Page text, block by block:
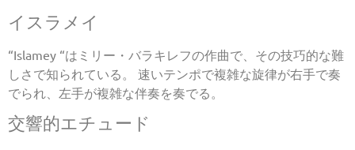
イスラメイ
“Islamey “はミリー・バラキレフの作曲で、その技巧的な難
しさで知られている。 速いテンポで複雑な旋律が右手で奏
でられ、左手が複雑な伴奏を奏でる。
交響的エチュード